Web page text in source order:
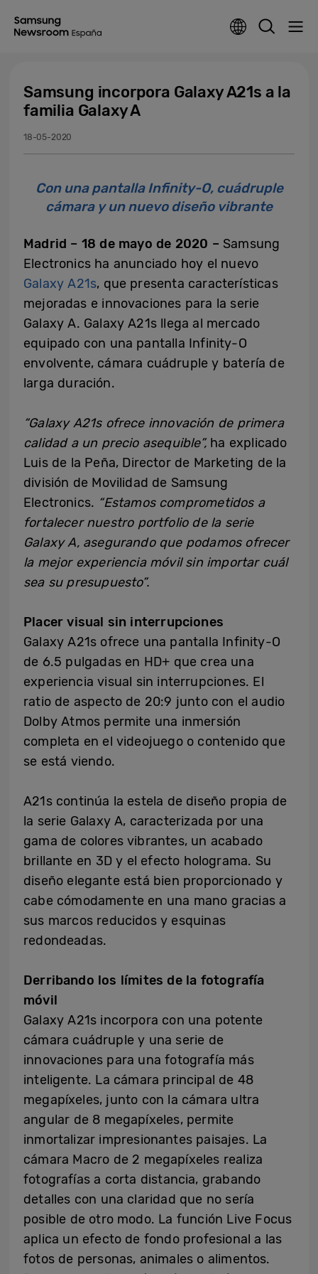
Samsung incorpora Galaxy A21s a la
familia Galaxy A
18-05-2020
Con una pantalla Infinity-O, cuádruple
cámara y un nuevo diseño vibrante
Madrid – 18 de mayo de 2020 – Samsung
Electronics ha anunciado hoy el nuevo
Galaxy A21s, que presenta características
mejoradas e innovaciones para la serie
Galaxy A. Galaxy A21s llega al mercado
equipado con una pantalla Infinity-O
envolvente, cámara cuádruple y batería de
larga duración.
“Galaxy A21s ofrece innovación de primera
calidad a un precio asequible”, ha explicado
Luis de la Peña, Director de Marketing de la
división de Movilidad de Samsung
Electronics. “Estamos comprometidos a
fortalecer nuestro portfolio de la serie
Galaxy A, asegurando que podamos ofrecer
la mejor experiencia móvil sin importar cuál
sea su presupuesto”.
Placer visual sin interrupciones
Galaxy A21s ofrece una pantalla Infinity-O
de 6.5 pulgadas en HD+ que crea una
experiencia visual sin interrupciones. El
ratio de aspecto de 20:9 junto con el audio
Dolby Atmos permite una inmersión
completa en el videojuego o contenido que
se está viendo.
A21s continúa la estela de diseño propia de
la serie Galaxy A, caracterizada por una
gama de colores vibrantes, un acabado
brillante en 3D y el efecto holograma. Su
diseño elegante está bien proporcionado y
cabe cómodamente en una mano gracias a
sus marcos reducidos y esquinas
redondeadas.
Derribando los límites de la fotografía
móvil
Galaxy A21s incorpora con una potente
cámara cuádruple y una serie de
innovaciones para una fotografía más
inteligente. La cámara principal de 48
megapíxeles, junto con la cámara ultra
angular de 8 megapíxeles, permite
inmortalizar impresionantes paisajes. La
cámara Macro de 2 megapíxeles realiza
fotografías a corta distancia, grabando
detalles con una claridad que no sería
posible de otro modo. La función Live Focus
aplica un efecto de fondo profesional a las
fotos de personas, animales o alimentos.